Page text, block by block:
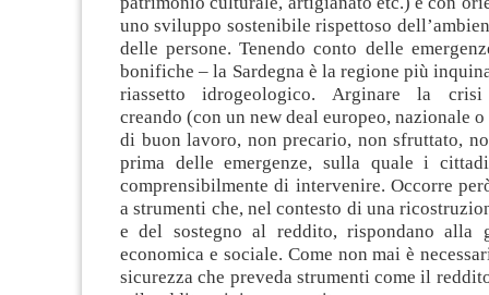
uno sviluppo sostenibile rispettoso
delle persone. Tenendo conto delle
bonifiche – la Sardegna è la regione più
riassetto idrogeologico. Arginare la crisi
creando (con un new deal europeo, nazionale
di buon lavoro, non precario, non sfruttato,
prima delle emergenze, sulla quale i
comprensibilmente di intervenire. Occorre
a strumenti che, nel contesto di una
e del sostegno al reddito, rispondano alla
economica e sociale. Come non mai è
sicurezza che preveda strumenti come il